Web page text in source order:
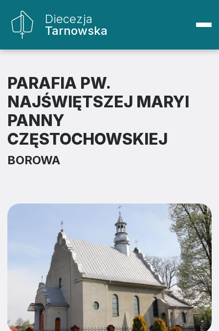
Diecezja
Tarnowska
PARAFIA PW.
NAJŚWIĘTSZEJ MARYI
PANNY
CZĘSTOCHOWSKIEJ
BOROWA